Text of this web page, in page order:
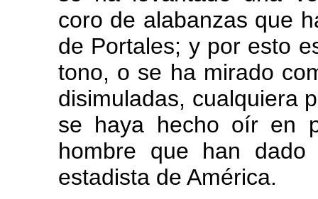
coro de alabanzas que
de Portales; y por esto
tono, o se ha mirado
disimuladas, cualquiera
se haya hecho oír en
hombre que han
estadista de América.